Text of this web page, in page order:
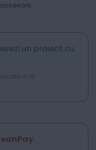
un proiect cu
si te
.